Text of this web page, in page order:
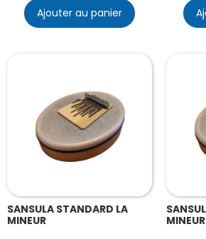
Ajouter au panier
SANSULA STANDARD LA
MINEUR
MINEUR